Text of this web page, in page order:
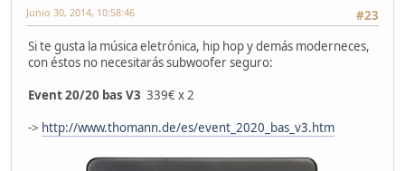
#23
Junio 30, 2014, 10:58:46
Si te gusta la música eletrónica, hip hop y demás moderneces,
con éstos no necesitarás subwoofer seguro:
Event 20/20 bas V3 339€ x 2
-> http://www.thomann.de/es/event_2020_bas_v3.htm